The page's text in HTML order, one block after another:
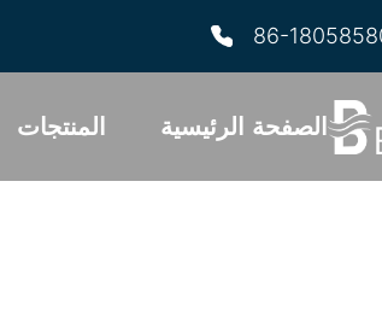
الصفحة الرئيسية المنتجات